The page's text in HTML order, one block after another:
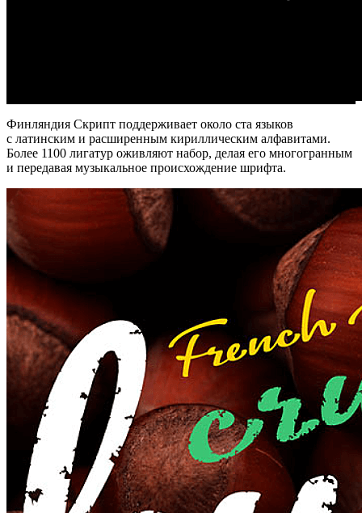
Финляндия Скрипт поддерживает около ста языков
с латинским и расширенным кириллическим алфавитами.
Более 1100 лигатур оживляют набор, делая его многогранным
и передавая музыкальное происхождение шрифта.